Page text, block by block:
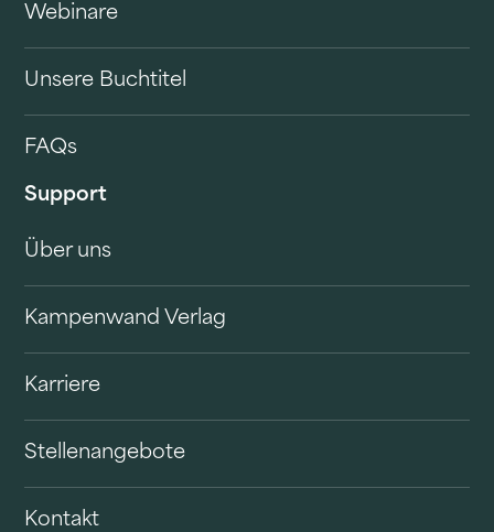
Webinare
Unsere Buchtitel
FAQs
Support
Über uns
Kampenwand Verlag
Karriere
Stellenangebote
Kontakt